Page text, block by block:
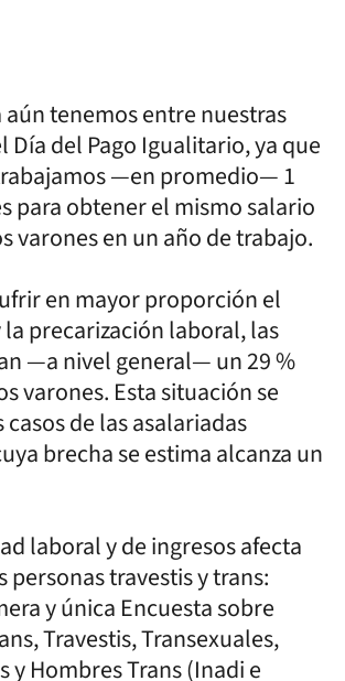
aún tenemos entre nuestras
Día del Pago Igualitario, ya que
—en promedio— 1
para obtener el mismo salario
varones en un año de trabajo.
en mayor proporción el
precarización laboral, las
—a nivel general— un 29 %
varones. Esta situación se
casos de las asalariadas
brecha se estima alcanza un
laboral y de ingresos afecta
personas travestis y trans:
y única Encuesta sobre
Travestis, Transexuales,
y Hombres Trans (Inadi e